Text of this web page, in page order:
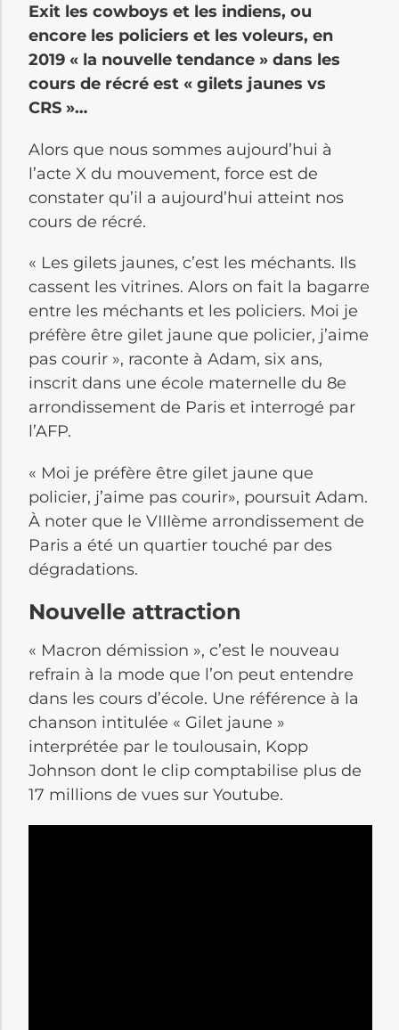
Exit les cowboys et les indiens, ou
encore les policiers et les voleurs, en
2019 « la nouvelle tendance » dans les
cours de récré est « gilets jaunes vs
CRS »…
Alors que nous sommes aujourd’hui à
l’acte X du mouvement, force est de
constater qu’il a aujourd’hui atteint nos
cours de récré.
« Les gilets jaunes, c’est les méchants. Ils
cassent les vitrines. Alors on fait la bagarre
entre les méchants et les policiers. Moi je
préfère être gilet jaune que policier, j’aime
pas courir », raconte à Adam, six ans,
inscrit dans une école maternelle du 8e
arrondissement de Paris et interrogé par
l’AFP.
« Moi je préfère être gilet jaune que
policier, j’aime pas courir», poursuit Adam.
À noter que le VIIIème arrondissement de
Paris a été un quartier touché par des
dégradations.
Nouvelle attraction
« Macron démission », c’est le nouveau
refrain à la mode que l’on peut entendre
dans les cours d’école. Une référence à la
chanson intitulée « Gilet jaune »
interprétée par le toulousain, Kopp
Johnson dont le clip comptabilise plus de
17 millions de vues sur Youtube.